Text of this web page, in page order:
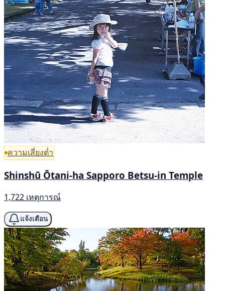
ความเสี่ยงต่ำ
Shinshū Ōtani-ha Sapporo Betsu-in Temple
1,722 เหตุการณ์
แจ้งเตือน